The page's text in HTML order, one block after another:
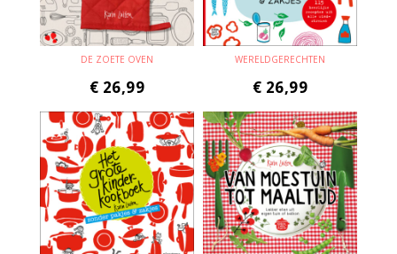
DE ZOETE OVEN
€ 26,99
WERELDGERECHTEN
€ 26,99